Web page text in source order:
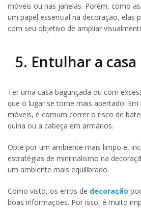
móveis ou nas janelas. Porém, como
um papel essencial na decoração, elas
com seu objetivo de ampliar
5. Entulhar a casa
Ter uma casa bagunçada ou com
que o lugar se torne mais apertado.
móveis, é comum correr o risco de
quina ou a cabeça em armários.
Opte por um ambiente mais limpo e,
estratégias de minimalismo na
um ambiente mais equilibrado.
Como visto, os erros de decoração
boas informações. Por isso, é muito